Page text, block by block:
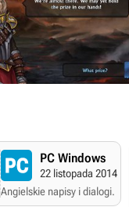
PC Windows
22 listopada 2014
Angielskie napisy i dialogi.